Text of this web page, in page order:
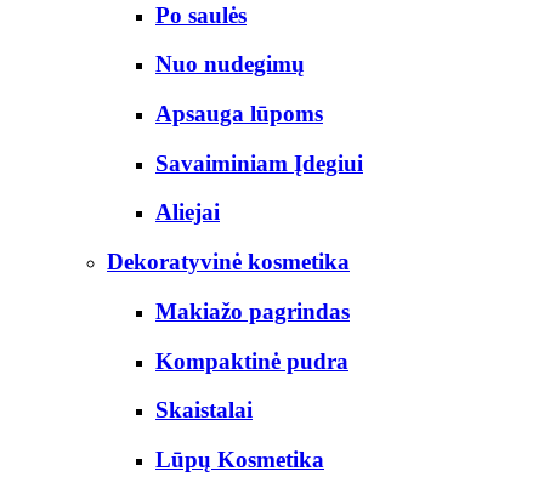
Po saulės
Nuo nudegimų
Apsauga lūpoms
Savaiminiam Įdegiui
Aliejai
Dekoratyvinė kosmetika
Makiažo pagrindas
Kompaktinė pudra
Skaistalai
Lūpų Kosmetika